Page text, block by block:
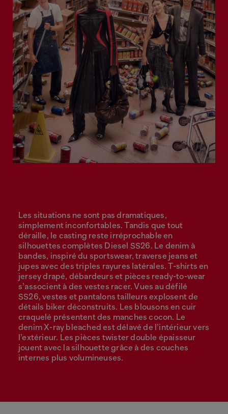
Les situations ne sont pas dramatiques,
simplement inconfortables. Tandis que tout
déraille, le casting reste irréprochable en
silhouettes complètes Diesel SS26. Le denim à
bandes, inspiré du sportswear, traverse jeans et
jupes avec des triples rayures latérales. T-shirts en
jersey drapé, débardeurs et pièces ready-to-wear
s’associent à des vestes racer. Vues au défilé
SS26, vestes et pantalons tailleurs explosent de
détails biker déconstruits. Les blousons en cuir
craquelé présentent des manches cocon. Le
denim X-ray bleached est délavé de l’intérieur vers
l’extérieur. Les pièces twister double épaisseur
jouent avec la silhouette grâce à des couches
internes plus volumineuses.